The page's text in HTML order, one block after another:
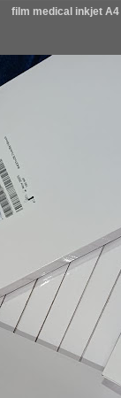
film medical inkjet